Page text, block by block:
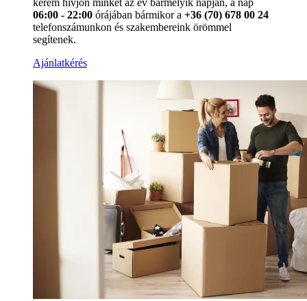
06:00 - 22:00 órájában bármikor a +36 (70) 678 00 24
telefonszámunkon és szakembereink örömmel
segítenek.
Ajánlatkérés